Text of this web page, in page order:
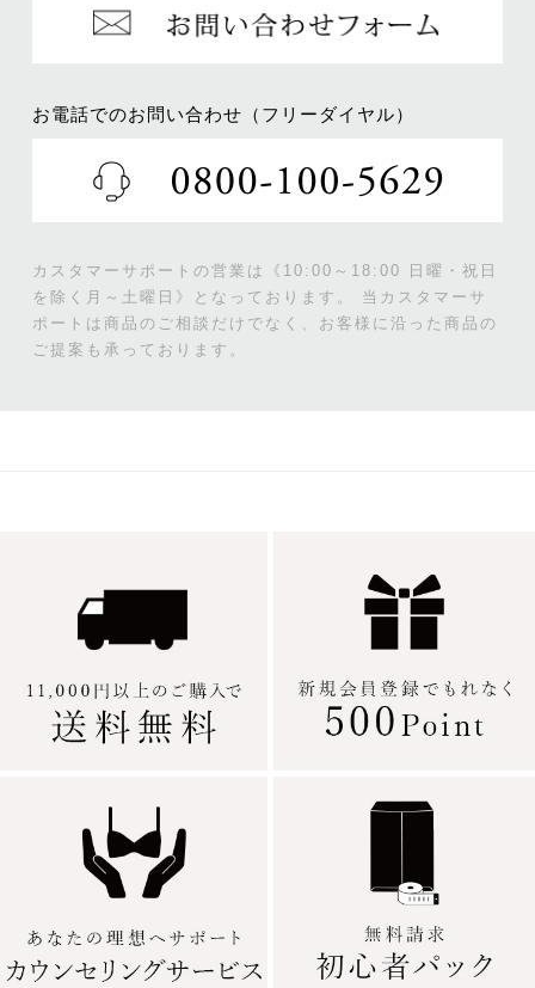
お電話でのお問い合わせ（フリーダイヤル）
カスタマーサポートの営業は《10:00～18:00 日曜・祝日
を除く月～土曜日》となっております。
当カスタマーサ
ポートは商品のご相談だけでなく、お客様に沿った商品の
ご提案も承っております。